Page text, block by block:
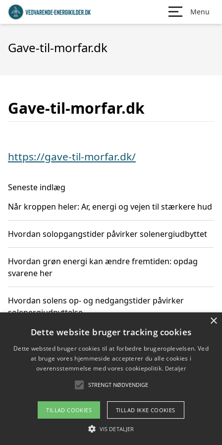
Menu
Gave-til-morfar.dk
Gave-til-morfar.dk
https://gave-til-morfar.dk/
Seneste indlæg
Når kroppen heler: Ar, energi og vejen til stærkere hud
Hvordan solopgangstider påvirker solenergiudbyttet
Hvordan grøn energi kan ændre fremtiden: opdag
svarene her
Hvordan solens op- og nedgangstider påvirker
solenergiudnyttelse
Hvordan du får svar på energispørgsmål om
vedvarende energikilder
Om / kontakt
Blog Betingelser
×
Dette website bruger tracking cookies
Dette websted bruger cookies til at forbedre brugeroplevelsen. Ved
at bruge vores hjemmeside accepterer du alle cookies i
overensstemmelse med vores cookiepolitik. Detaljer
STRENGT NØDVENDIGE
TILLAD COOKIES TILLAD IKKE COOKIES
VIS DETALJER